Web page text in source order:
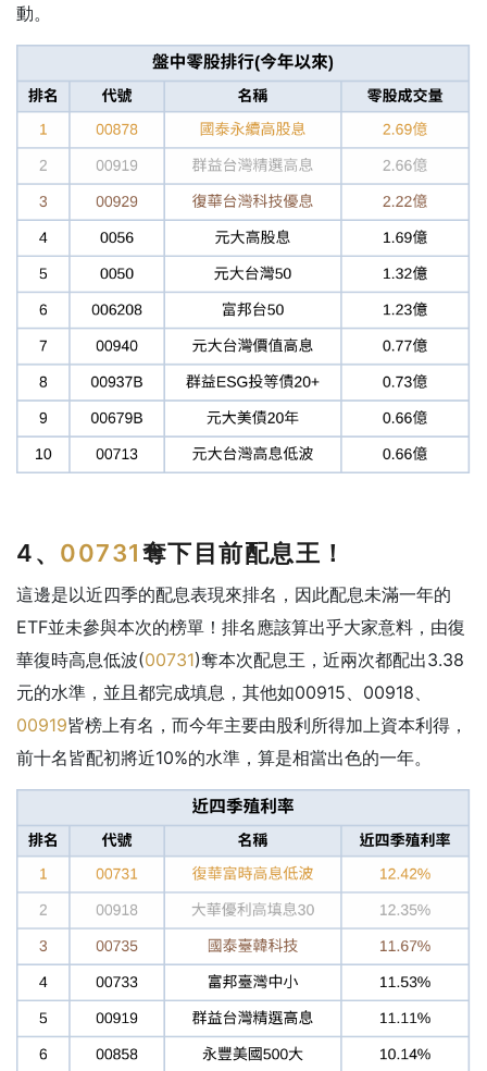
動。
4、 00731奪下目前配息王！
這邊是以近四季的配息表現來排名，因此配息未滿一年的
ETF並未參與本次的榜單！排名應該算出乎大家意料，由復
華復時高息低波(00731)奪本次配息王，近兩次都配出3.38
元的水準，並且都完成填息，其他如00915、00918、
00919皆榜上有名，而今年主要由股利所得加上資本利得，
前十名皆配初將近10%的水準，算是相當出色的一年。